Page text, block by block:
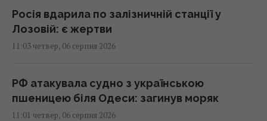
Росія вдарила по залізничній станції у
Лозовій: є жертви
11:03 четвер, 06 серпня 2026
РФ атакувала судно з українською
пшеницею біля Одеси: загинув моряк
11:01 четвер, 06 серпня 2026